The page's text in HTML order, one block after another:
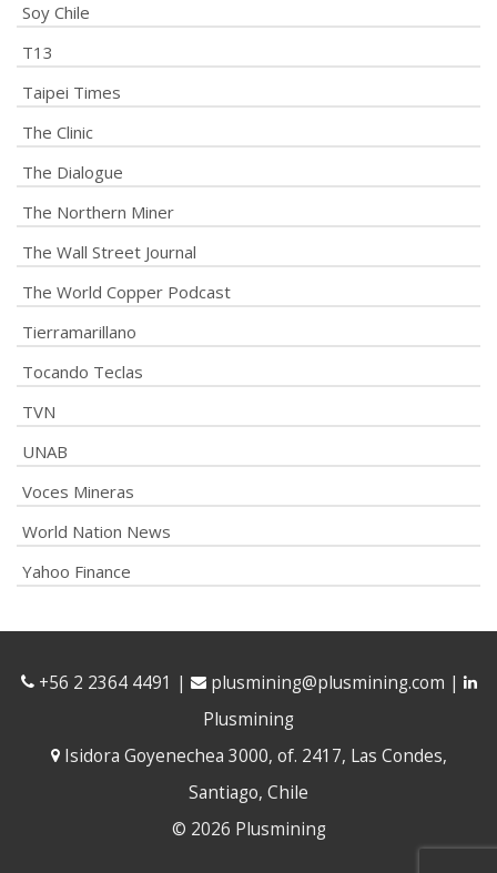
Soy Chile
T13
Taipei Times
The Clinic
The Dialogue
The Northern Miner
The Wall Street Journal
The World Copper Podcast
Tierramarillano
Tocando Teclas
TVN
UNAB
Voces Mineras
World Nation News
Yahoo Finance
+56 2 2364 4491 | plusmining@plusmining.com |
Plusmining
Isidora Goyenechea 3000, of. 2417, Las Condes,
Santiago, Chile
© 2026 Plusmining